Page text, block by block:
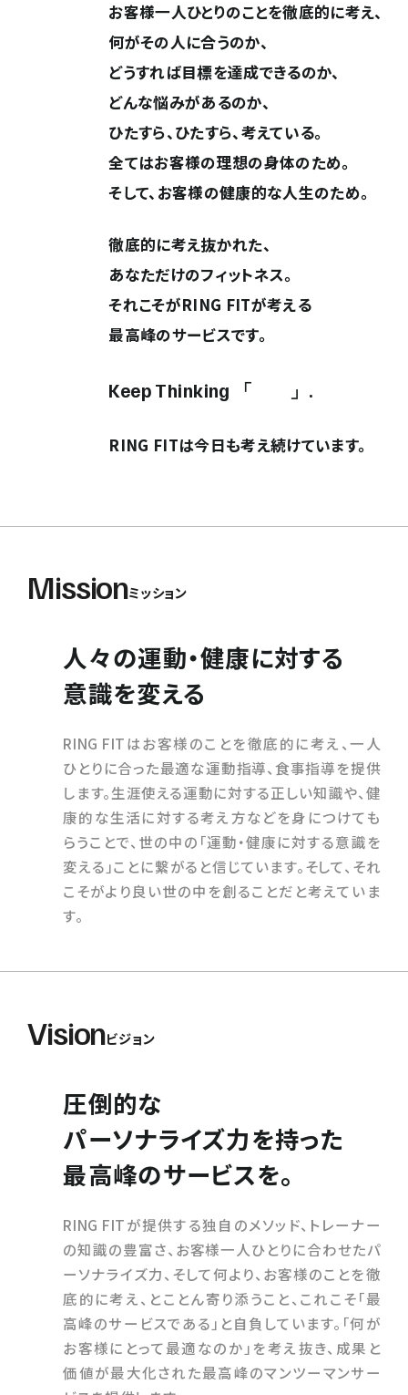
お客様一人ひとりのことを徹底的に考え、
何がその人に合うのか、
どうすれば目標を達成できるのか、
どんな悩みがあるのか、
ひたすら、ひたすら、考えている。
全てはお客様の理想の身体のため。
そして、お客様の健康的な人生のため。
徹底的に考え抜かれた、
あなただけのフィットネス。
それこそがRING FITが考える
最高峰のサービスです。
Keep Thinking 「 」.
RING FITは今日も考え続けています。
Missionミッション
人々の運動・健康に対する
意識を変える
RING FITはお客様のことを徹底的に考え、一人
ひとりに合った最適な運動指導、食事指導を提供
します。生涯使える運動に対する正しい知識や、健
康的な生活に対する考え方などを身につけても
らうことで、世の中の「運動・健康に対する意識を
変える」ことに繋がると信じています。そして、それ
こそがより良い世の中を創ることだと考えていま
す。
Visionビジョン
圧倒的な
パーソナライズ力を持った
最高峰のサービスを。
RING FITが提供する独自のメソッド、トレーナー
の知識の豊富さ、お客様一人ひとりに合わせたパ
ーソナライズ力、そして何より、お客様のことを徹
底的に考え、とことん寄り添うこと、これこそ「最
高峰のサービスである」と自負しています。「何が
お客様にとって最適なのか」を考え抜き、成果と
価値が最大化された最高峰のマンツーマンサー